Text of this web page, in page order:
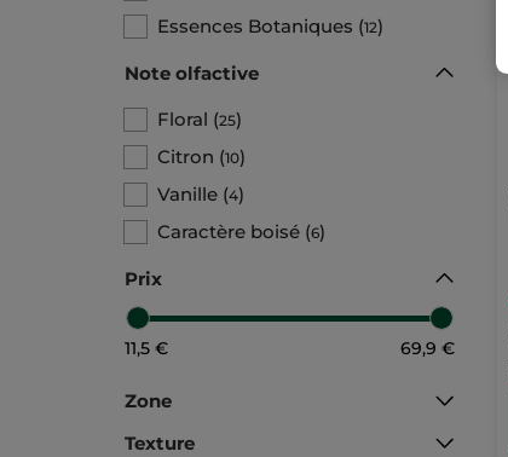
Essences Botaniques (12)
Note olfactive
Floral (25)
Citron (10)
Vanille (4)
Caractère boisé (6)
Prix
11,5 € 69,9 €
Zone
Texture